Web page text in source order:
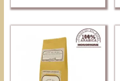
Questo
prodotto
ha